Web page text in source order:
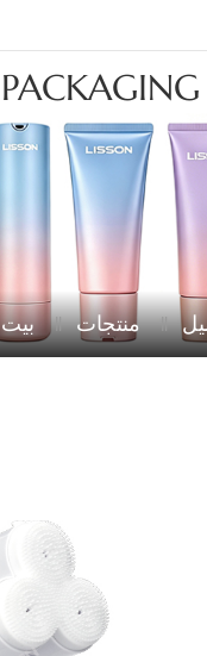
PACKAGING
بيت منتجات